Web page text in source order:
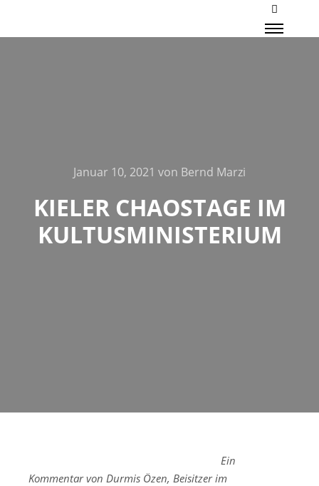
Mehr
Januar 10, 2021 von Bernd Marzi
KIELER CHAOSTAGE IM
KULTUSMINISTERIUM
Ein
Kommentar von Durmis Özen, Beisitzer im